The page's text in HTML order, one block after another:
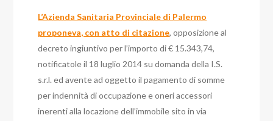
L’Azienda Sanitaria Provinciale di Palermo
proponeva, con atto di citazione, opposizione al
decreto ingiuntivo per l’importo di € 15.343,74,
notificatole il 18 luglio 2014 su domanda della I.S.
s.r.l. ed avente ad oggetto il pagamento di somme
per indennità di occupazione e oneri accessori
inerenti alla locazione dell’immobile sito in via